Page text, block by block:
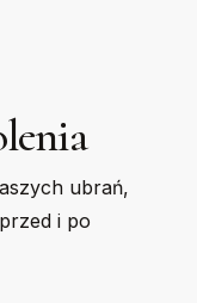
ubrań,
i po